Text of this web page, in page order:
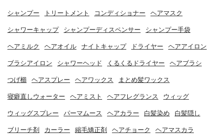
シャンプー トリートメント コンディショナー ヘアマスク
シャワーキャップ シャンプーディスペンサー シャンプー手袋
ヘアミルク ヘアオイル ナイトキャップ ドライヤー ヘアアイロン
ブラシアイロン シャワーヘッド くるくるドライヤー ヘアブラシ
つげ櫛 ヘアスプレー ヘアワックス まとめ髪ワックス
寝癖直しウォーター ヘアミスト ヘアフレグランス ウィッグ
ウィッグスプレー パーマムース ヘアカラー 白髪染め 白髪隠し
ブリーチ剤 カーラー 縮毛矯正剤 ヘアチョーク ヘアマスカラ